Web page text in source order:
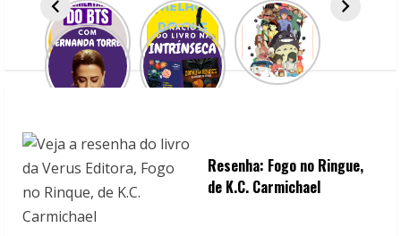
Resenha: Fogo no Ringue,
de K.C. Carmichael